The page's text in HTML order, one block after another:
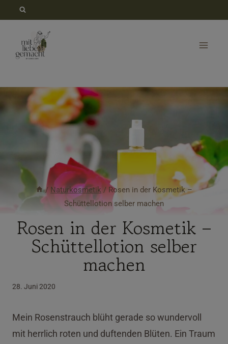
springen
/ Naturkosmetik / Rosen in der Kosmetik –
Schüttellotion selber machen
Rosen in der Kosmetik –
Schüttellotion selber
machen
28. Juni 2020
Mein Rosenstrauch blüht gerade so wundervoll
mit herrlich roten und duftenden Blüten. Ein Traum